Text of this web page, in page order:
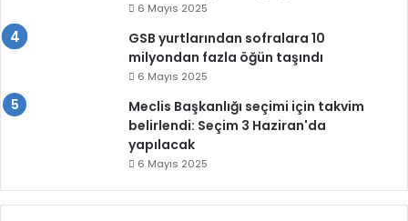
6 Mayıs 2025
GSB yurtlarından sofralara 10
milyondan fazla öğün taşındı
6 Mayıs 2025
Meclis Başkanlığı seçimi için takvim
belirlendi: Seçim 3 Haziran'da
yapılacak
6 Mayıs 2025